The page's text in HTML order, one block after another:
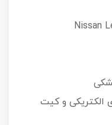
الکتریکی و کیت